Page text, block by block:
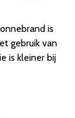
is
gebruik van
is kleiner bij